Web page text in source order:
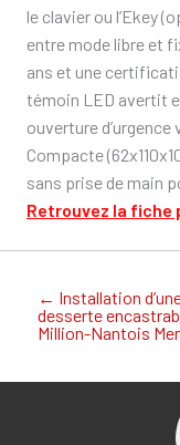
le clavier ou l’Ekey
entre mode libre et
ans et une
témoin LED avertit
ouverture
Compacte
sans prise de main
Retrouvez la fiche
← Installation
desserte
Million-Nantois